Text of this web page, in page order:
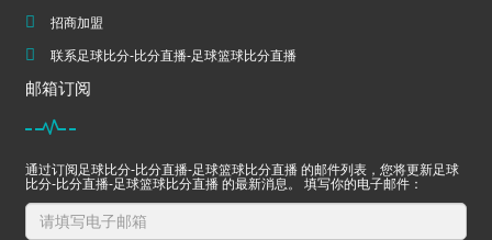
招商加盟
联系足球比分-比分直播-足球篮球比分直播
邮箱订阅
通过订阅足球比分-比分直播-足球篮球比分直播 的邮件列表，您将更新足球
比分-比分直播-足球篮球比分直播 的最新消息。 填写你的电子邮件：